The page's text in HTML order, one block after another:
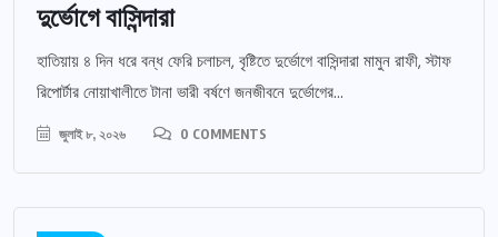
দুর্ভোগে বাসিন্দারা
হাতিয়ায় ৪ দিন ধরে বন্ধ ফেরি চলাচল, বৃষ্টিতে দুর্ভোগে বাসিন্দারা মামুন রাফী, স্টাফ
রিপোর্টার নোয়াখালীতে টানা ভারী বর্ষণে জনজীবনে দুর্ভোগের...
জুলাই ৮, ২০২৬ 0 COMMENTS